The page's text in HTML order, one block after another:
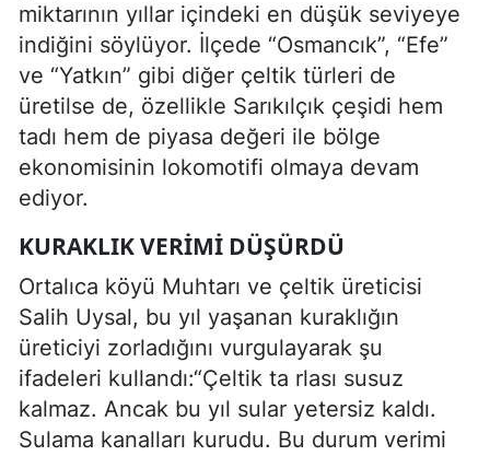
miktarının yıllar içindeki en düşük seviyeye
indiğini söylüyor. İlçede “Osmancık”, “Efe”
ve “Yatkın” gibi diğer çeltik türleri de
üretilse de, özellikle Sarıkılçık çeşidi hem
tadı hem de piyasa değeri ile bölge
ekonomisinin lokomotifi olmaya devam
ediyor.
KURAKLIK VERIMI DÜŞÜRDÜ
Ortalıca köyü Muhtarı ve çeltik üreticisi
Salih Uysal, bu yıl yaşanan kuraklığın
üreticiyi zorladığını vurgulayarak şu
ifadeleri kullandı:“Çeltik ta rlası susuz
kalmaz. Ancak bu yıl sular yetersiz kaldı.
Sulama kanalları kurudu. Bu durum verimi